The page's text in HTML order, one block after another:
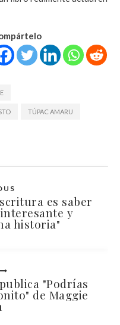
TÚPAC AMARU
es saber
y
historia"
"Podrías
de Maggie